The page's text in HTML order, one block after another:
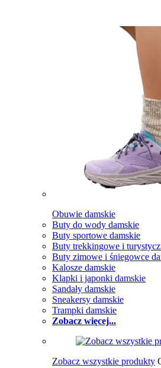
Obuwie damskie
Buty do wody damskie
Buty sportowe damskie
Buty trekkingowe i
Buty zimowe i śniegowce
Kalosze damskie
Klapki i japonki damskie
Sandały damskie
Sneakersy damskie
Trampki damskie
Zobacz więcej...
Zobacz wszystkie produkty